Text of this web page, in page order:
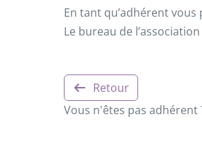
En tant qu’adhérent
Le bureau de
Retour
Vous n'êtes pas